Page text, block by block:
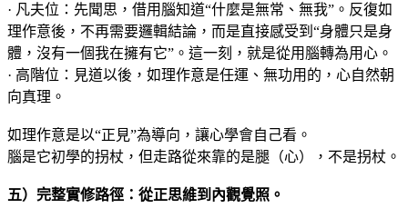
· 凡夫位：先聞思，借用腦知道“什麼是無常、無我”。反復如
理作意後，不再需要邏輯結論，而是直接感受到“身體只是身
體，沒有一個我在擁有它”。這一刻，就是從用腦轉為用心。
· 高階位：見道以後，如理作意是任運、無功用的，心自然朝
向真理。
如理作意是以“正見”為導向，讓心學會自己看。
腦是它初學的拐杖，但走路從來靠的是腿（心），不是拐杖。
五）完整實修路徑：從正思維到內觀覺照。